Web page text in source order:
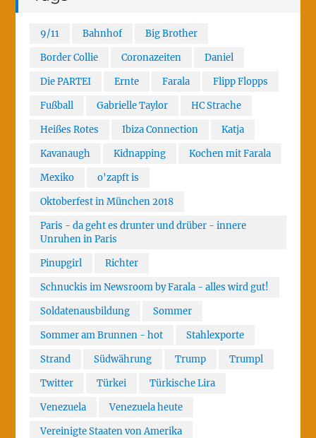
9/11 Bahnhof
Big Brother
Border Collie
Coronazeiten
Daniel
Die PARTEI
Ernte Farala
Flipp Flopps
Fußball
Gabrielle Taylor
HC Strache
Heißes Rotes
Ibiza Connection
Katja
Kavanaugh
Kidnapping
Kochen mit Farala
Mexiko
o'zapft is
Oktoberfest in München 2018
Paris - da geht es drunter und drüber - innere
Unruhen in Paris
Pinupgirl
Richter
Schnuckis im Newsroom by Farala - alles wird gut!
Soldatenausbildung
Sommer
Sommer am Brunnen - hot
Stahlexporte
Strand
Südwährung Trump
Trumpl
Twitter
Türkei
Türkische Lira
Venezuela
Venezuela heute
Vereinigte Staaten von Amerika